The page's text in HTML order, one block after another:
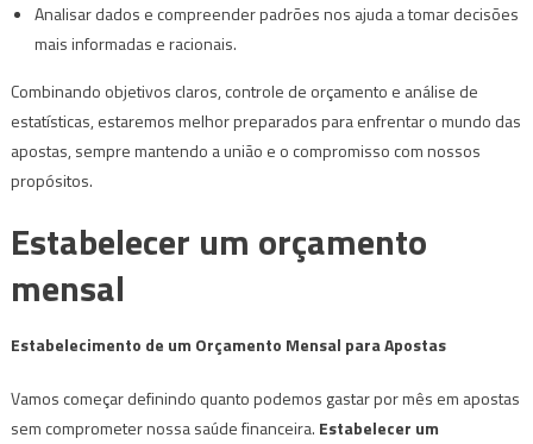
Analisar dados e compreender padrões nos ajuda a tomar decisões
mais informadas e racionais.
Combinando objetivos claros, controle de orçamento e análise de
estatísticas, estaremos melhor preparados para enfrentar o mundo das
apostas, sempre mantendo a união e o compromisso com nossos
propósitos.
Estabelecer um orçamento
mensal
Estabelecimento de um Orçamento Mensal para Apostas
Vamos começar definindo quanto podemos gastar por mês em apostas
sem comprometer nossa saúde financeira. Estabelecer um